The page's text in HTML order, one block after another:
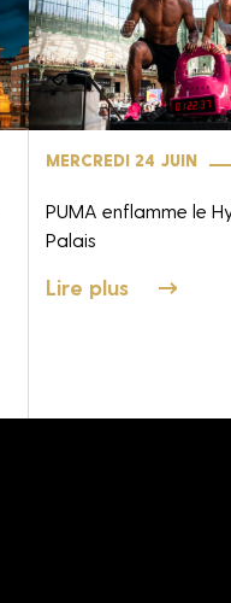
MERCREDI 24 JUIN
PUMA enflamme le
Palais
Lire plus